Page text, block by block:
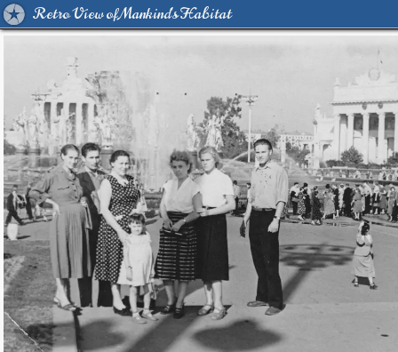
Retro View of Mankind's Habitat